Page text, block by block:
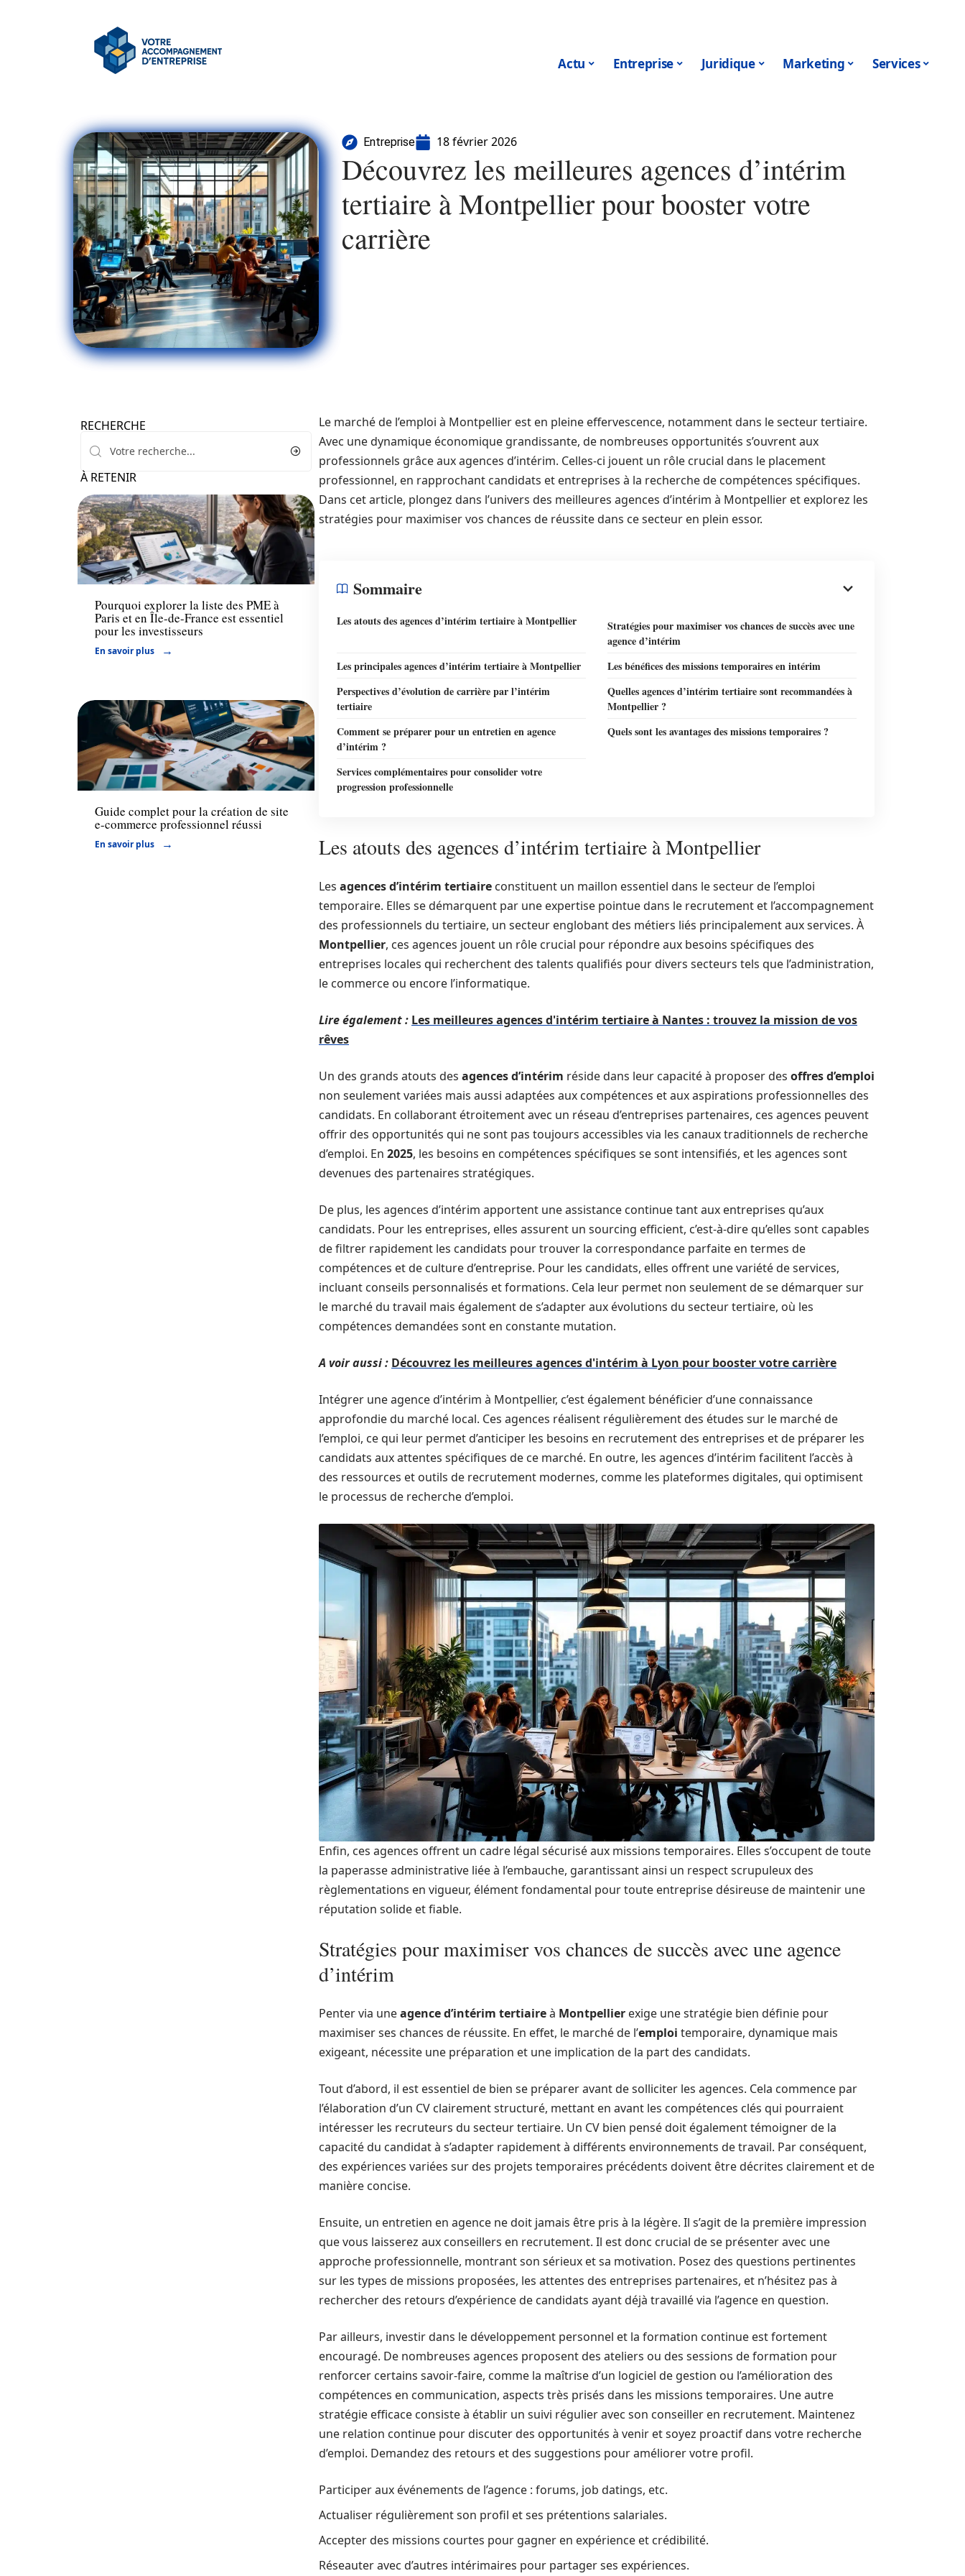
Actu Entreprise Juridique Marketing Services
Entreprise 18 février 2026
Découvrez les meilleures agences d’intérim
tertiaire à Montpellier pour booster votre
carrière
RECHERCHE
À RETENIR
Entreprise
Pourquoi explorer la liste des PME à
Paris et en Île-de-France est essentiel
pour les investisseurs
En savoir plus
Entreprise
Guide complet pour la création de site
e-commerce professionnel réussi
En savoir plus
Le marché de l’emploi à Montpellier est en pleine effervescence, notamment dans le secteur tertiaire.
Avec une dynamique économique grandissante, de nombreuses opportunités s’ouvrent aux
professionnels grâce aux agences d’intérim. Celles-ci jouent un rôle crucial dans le placement
professionnel, en rapprochant candidats et entreprises à la recherche de compétences spécifiques.
Dans cet article, plongez dans l’univers des meilleures agences d’intérim à Montpellier et explorez les
stratégies pour maximiser vos chances de réussite dans ce secteur en plein essor.
Sommaire
Les atouts des agences d’intérim tertiaire à Montpellier
Stratégies pour maximiser vos chances de succès avec une
agence d’intérim
Les principales agences d’intérim tertiaire à Montpellier
Les bénéfices des missions temporaires en intérim
Perspectives d’évolution de carrière par l’intérim
tertiaire
Quelles agences d’intérim tertiaire sont recommandées à
Montpellier ?
Comment se préparer pour un entretien en agence
d’intérim ?
Quels sont les avantages des missions temporaires ?
Services complémentaires pour consolider votre
progression professionnelle
Les atouts des agences d’intérim tertiaire à Montpellier
Les agences d’intérim tertiaire constituent un maillon essentiel dans le secteur de l’emploi
temporaire. Elles se démarquent par une expertise pointue dans le recrutement et l’accompagnement
des professionnels du tertiaire, un secteur englobant des métiers liés principalement aux services. À
Montpellier, ces agences jouent un rôle crucial pour répondre aux besoins spécifiques des
entreprises locales qui recherchent des talents qualifiés pour divers secteurs tels que l’administration,
le commerce ou encore l’informatique.
Lire également : Les meilleures agences d'intérim tertiaire à Nantes : trouvez la mission de vos
rêves
Un des grands atouts des agences d’intérim réside dans leur capacité à proposer des offres d’emploi
non seulement variées mais aussi adaptées aux compétences et aux aspirations professionnelles des
candidats. En collaborant étroitement avec un réseau d’entreprises partenaires, ces agences peuvent
offrir des opportunités qui ne sont pas toujours accessibles via les canaux traditionnels de recherche
d’emploi. En 2025, les besoins en compétences spécifiques se sont intensifiés, et les agences sont
devenues des partenaires stratégiques.
De plus, les agences d’intérim apportent une assistance continue tant aux entreprises qu’aux
candidats. Pour les entreprises, elles assurent un sourcing efficient, c’est-à-dire qu’elles sont capables
de filtrer rapidement les candidats pour trouver la correspondance parfaite en termes de
compétences et de culture d’entreprise. Pour les candidats, elles offrent une variété de services,
incluant conseils personnalisés et formations. Cela leur permet non seulement de se démarquer sur
le marché du travail mais également de s’adapter aux évolutions du secteur tertiaire, où les
compétences demandées sont en constante mutation.
A voir aussi : Découvrez les meilleures agences d'intérim à Lyon pour booster votre carrière
Intégrer une agence d’intérim à Montpellier, c’est également bénéficier d’une connaissance
approfondie du marché local. Ces agences réalisent régulièrement des études sur le marché de
l’emploi, ce qui leur permet d’anticiper les besoins en recrutement des entreprises et de préparer les
candidats aux attentes spécifiques de ce marché. En outre, les agences d’intérim facilitent l’accès à
des ressources et outils de recrutement modernes, comme les plateformes digitales, qui optimisent
le processus de recherche d’emploi.
Enfin, ces agences offrent un cadre légal sécurisé aux missions temporaires. Elles s’occupent de toute
la paperasse administrative liée à l’embauche, garantissant ainsi un respect scrupuleux des
règlementations en vigueur, élément fondamental pour toute entreprise désireuse de maintenir une
réputation solide et fiable.
Stratégies pour maximiser vos chances de succès avec une agence
d’intérim
Penter via uneagence d’intérim tertiaireà Montpellier exige une stratégie bien définie pour
maximiser ses chances de réussite. En effet, le marché de l’emploi temporaire, dynamique mais
exigeant, nécessite une préparation et une implication de la part des candidats.
Tout d’abord, il est essentiel de bien se préparer avant de solliciter les agences. Cela commence par
l’élaboration d’un CV clairement structuré, mettant en avant les compétences clés qui pourraient
intéresser les recruteurs du secteur tertiaire. Un CV bien pensé doit également témoigner de la
capacité du candidat à s’adapter rapidement à différents environnements de travail. Par conséquent,
des expériences variées sur des projets temporaires précédents doivent être décrites clairement et de
manière concise.
Ensuite, un entretien en agence ne doit jamais être pris à la légère. Il s’agit de la première impression
que vous laisserez aux conseillers en recrutement. Il est donc crucial de se présenter avec une
approche professionnelle, montrant son sérieux et sa motivation. Posez des questions pertinentes
sur les types de missions proposées, les attentes des entreprises partenaires, et n’hésitez pas à
rechercher des retours d’expérience de candidats ayant déjà travaillé via l’agence en question.
Par ailleurs, investir dans le développement personnel et la formation continue est fortement
encouragé. De nombreuses agences proposent des ateliers ou des sessions de formation pour
renforcer certains savoir-faire, comme la maîtrise d’un logiciel de gestion ou l’amélioration des
compétences en communication, aspects très prisés dans les missions temporaires. Une autre
stratégie efficace consiste à établir un suivi régulier avec son conseiller en recrutement. Maintenez
une relation continue pour discuter des opportunités à venir et soyez proactif dans votre recherche
d’emploi. Demandez des retours et des suggestions pour améliorer votre profil.
Participer aux événements de l’agence : forums, job datings, etc.
Actualiser régulièrement son profil et ses prétentions salariales.
Accepter des missions courtes pour gagner en expérience et crédibilité.
Réseauter avec d’autres intérimaires pour partager ses expériences.